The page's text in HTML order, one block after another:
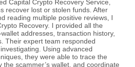
Capital Crypto Recovery Service,
recover lost or stolen funds. After
reading multiple positive reviews, I
Recovery. I provided all the
addresses, transaction history,
Their expert team responded
Using advanced
they were able to trace the
the scammer’s wallet, and coordinate